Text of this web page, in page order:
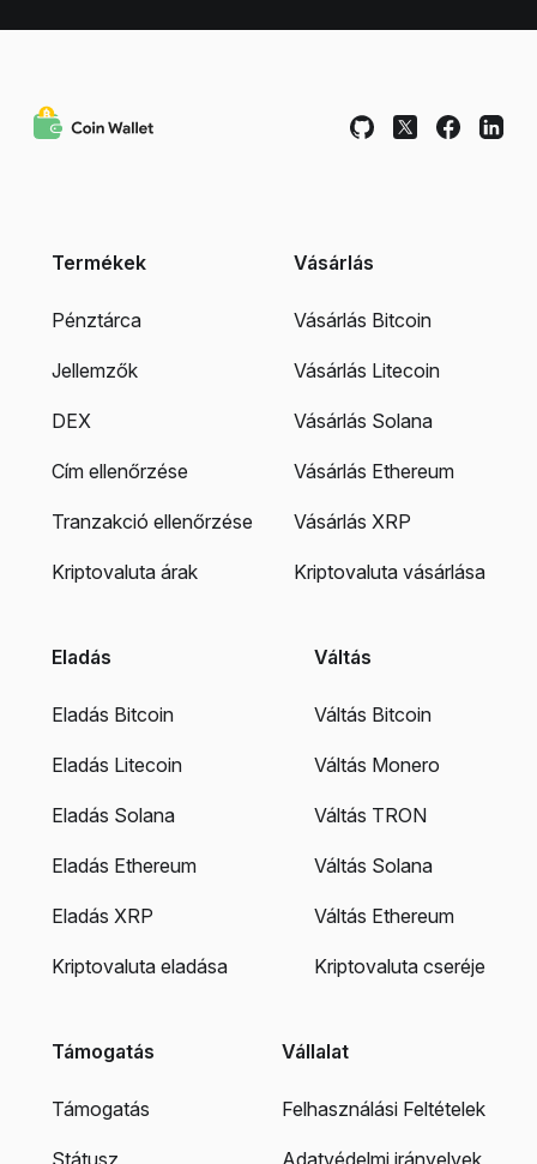
Termékek
Pénztárca
Jellemzők
DEX
Cím ellenőrzése
Tranzakció ellenőrzése
Kriptovaluta árak
Vásárlás
Vásárlás Bitcoin
Vásárlás Litecoin
Vásárlás Solana
Vásárlás Ethereum
Vásárlás XRP
Kriptovaluta vásárlása
Eladás
Eladás Bitcoin
Eladás Litecoin
Eladás Solana
Eladás Ethereum
Eladás XRP
Kriptovaluta eladása
Váltás
Váltás Bitcoin
Váltás Monero
Váltás TRON
Váltás Solana
Váltás Ethereum
Kriptovaluta cseréje
Támogatás
Támogatás
Vállalat
Felhasználási Feltételek